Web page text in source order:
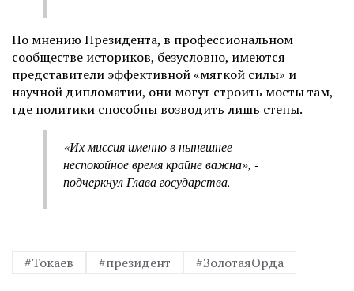
По мнению Президента, в профессиональном
сообществе историков, безусловно, имеются
представители эффективной «мягкой силы» и
научной дипломатии, они могут строить мосты там,
где политики способны возводить лишь стены.
«Их миссия именно в нынешнее
неспокойное время крайне важна», -
подчеркнул Глава государства.
#Токаев #президент #ЗолотаяОрда